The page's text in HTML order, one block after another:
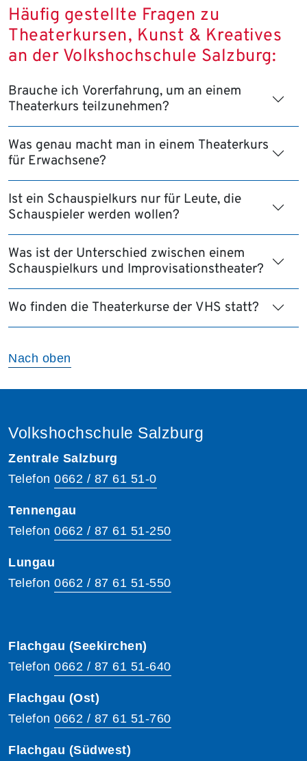
Häufig gestellte Fragen zu
Theaterkursen, Kunst & Kreatives
an der Volkshochschule Salzburg:
Brauche ich Vorerfahrung, um an einem
Theaterkurs teilzunehmen?
Was genau macht man in einem Theaterkurs
für Erwachsene?
Ist ein Schauspielkurs nur für Leute, die
Schauspieler werden wollen?
Was ist der Unterschied zwischen einem
Schauspielkurs und Improvisationstheater?
Wo finden die Theaterkurse der VHS statt?
Nach oben
Volkshochschule Salzburg
Zentrale Salzburg
Telefon 0662 / 87 61 51-0
Tennengau
Telefon 0662 / 87 61 51-250
Lungau
Telefon 0662 / 87 61 51-550
Flachgau (Seekirchen)
Telefon 0662 / 87 61 51-640
Flachgau (Ost)
Telefon 0662 / 87 61 51-760
Flachgau (Südwest)